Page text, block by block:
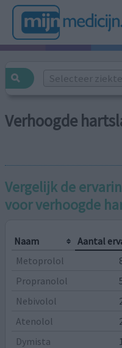
Selecteer ziekte...
Verhoogde
Vergelijk de
voorverhoogde
Naam Aantal
Metoprolol
Propranolol
Nebivolol
Atenolol
Dymista
1